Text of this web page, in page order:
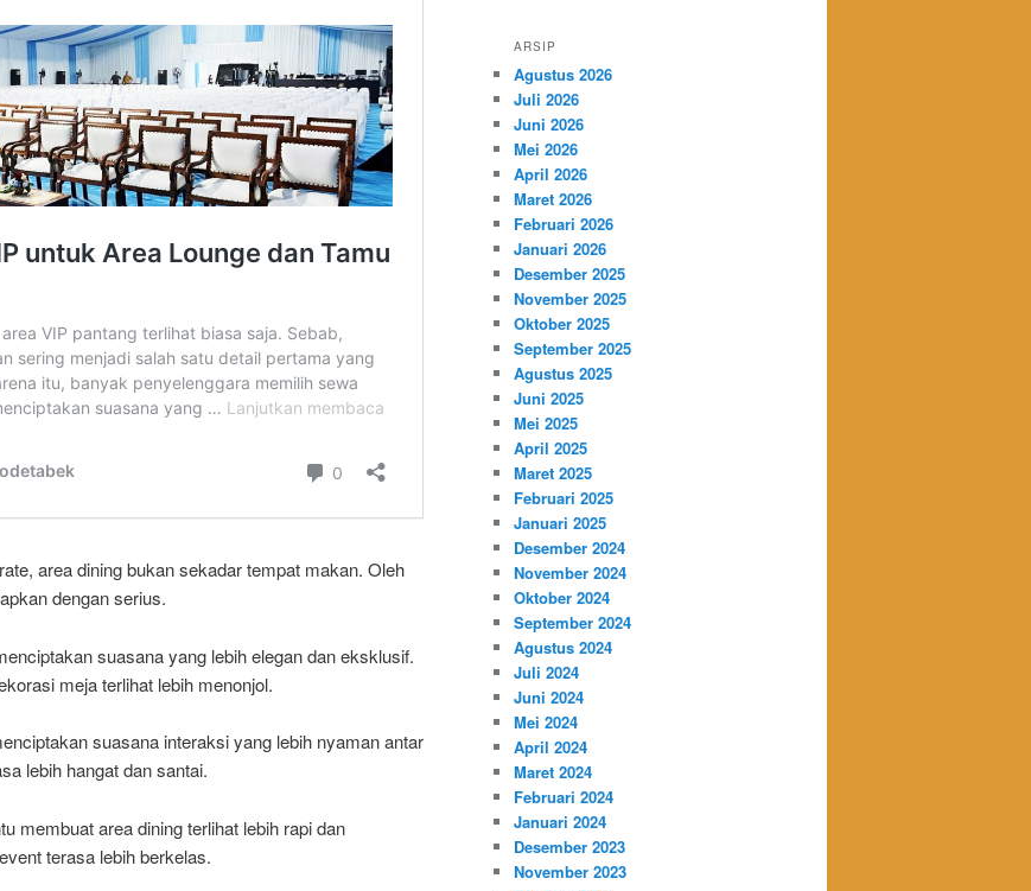
area dining bukan sekadar tempat makan. Oleh
dengan serius.
suasana yang lebih elegan dan eksklusif.
meja terlihat lebih menonjol.
suasana interaksi yang lebih nyaman antar
lebih hangat dan santai.
membuat area dining terlihat lebih rapi dan
terasa lebih berkelas.
ARSIP
Agustus 2026
Juli 2026
Juni 2026
Mei 2026
April 2026
Maret 2026
Februari 2026
Januari 2026
Desember 2025
November 2025
Oktober 2025
September 2025
Agustus 2025
Juni 2025
Mei 2025
April 2025
Maret 2025
Februari 2025
Januari 2025
Desember 2024
November 2024
Oktober 2024
September 2024
Agustus 2024
Juli 2024
Juni 2024
Mei 2024
April 2024
Maret 2024
Februari 2024
Januari 2024
Desember 2023
November 2023